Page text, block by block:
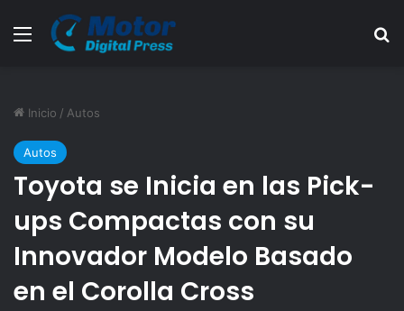
Menú
Inicio / Autos
Autos
Toyota se Inicia en las Pick-
ups Compactas con su
Innovador Modelo Basado
en el Corolla Cross